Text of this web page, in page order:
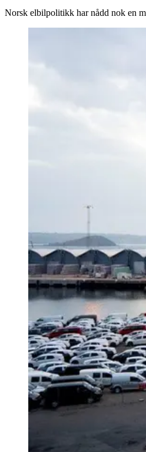
Norsk elbilpolitikk har nådd nok en